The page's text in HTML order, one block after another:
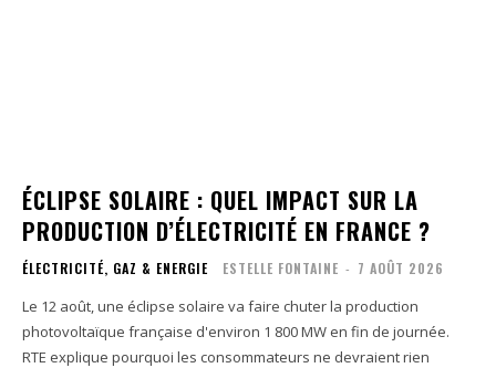
ÉCLIPSE SOLAIRE : QUEL IMPACT SUR LA
PRODUCTION D’ÉLECTRICITÉ EN FRANCE ?
ÉLECTRICITÉ, GAZ & ENERGIE ESTELLE FONTAINE - 7 AOÛT 2026
Le 12 août, une éclipse solaire va faire chuter la production
photovoltaïque française d'environ 1 800 MW en fin de journée.
RTE explique pourquoi les consommateurs ne devraient rien